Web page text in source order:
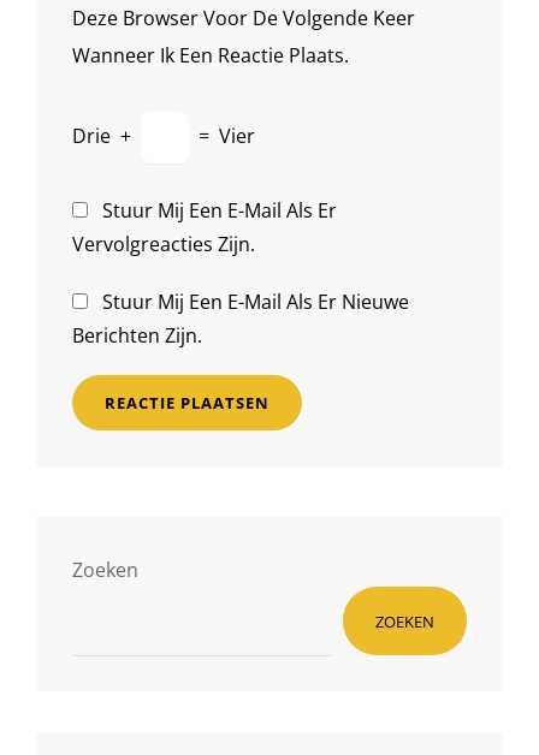
Deze Browser Voor De Volgende Keer
Wanneer Ik Een Reactie Plaats.
Drie + = Vier
Stuur Mij Een E-Mail Als Er
Vervolgreacties Zijn.
Stuur Mij Een E-Mail Als Er Nieuwe
Berichten Zijn.
Zoeken
ZOEKEN